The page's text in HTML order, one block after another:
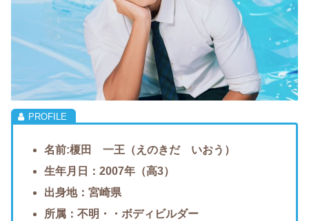
名前:榎田 一王（えのきだ いおう）
生年月日：2007年（高3）
出身地：宮崎県
所属：不明・・ボディビルダー